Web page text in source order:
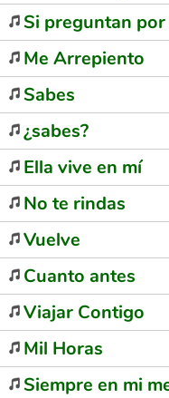
Si preguntan por
Me Arrepiento
Sabes
¿sabes?
Ella vive en mí
No te rindas
Vuelve
Cuanto antes
Viajar Contigo
Mil Horas
Siempre en mi